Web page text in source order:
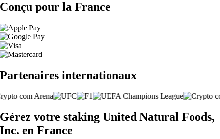
Conçu pour la France
Partenaires internationaux
Gérez votre staking United Natural Foods,
Inc. en France